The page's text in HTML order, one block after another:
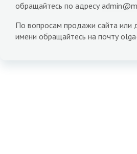
обращайтесь по адресу
По вопросам продажи сайта или
имени обращайтесь на почту